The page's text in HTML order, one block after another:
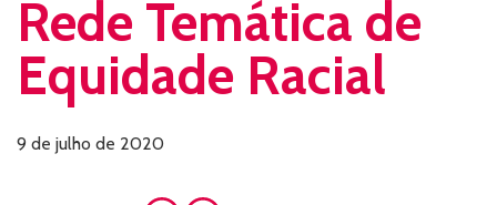
Rede Temática de
Equidade Racial
9 de julho de 2020